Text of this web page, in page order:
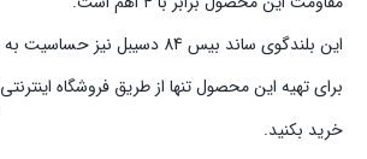
این بلندگوی ساند بیس 84 دسیبل نیز حساسیت به صدا دارد.
برای تهیه این محصول تنها از طریق فروشگاه اینترنتی
خرید بکنید.